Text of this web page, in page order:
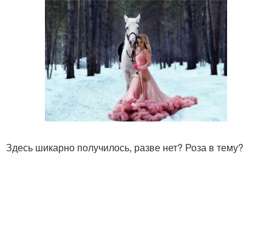
Здесь шикарно получилось, разве нет? Роза в тему?